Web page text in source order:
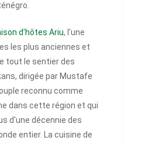
d'hôtes Ariu, l'une
les plus anciennes et
tout le sentier des
dirigée par Mustafe
reconnu comme
dans cette région et qui
d'une décennie des
entier. La cuisine de